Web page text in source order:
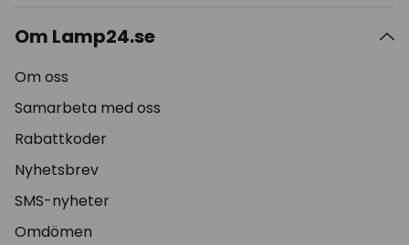
Om Lamp24.se
Om oss
Samarbeta med oss
Rabattkoder
Nyhetsbrev
SMS-nyheter
Omdömen